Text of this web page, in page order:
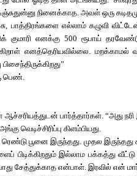
நினைக்காத. அவள் ஒரு
பாத்திரங்களை எல்லாம் கழுவி
குமாரி எனக்கு 500 ரூபாய்
எனத்தெரியவில்லை. மறக்காமல்
பெண்.
பார்த்தார்கள். “அது
வெடிச்சிரிப்பு கிளம்பியது.
பூனை இருந்தது. முதல இருந்தது
பிடிக்கிறதும் இல்லாம பக்கத்து
சேத்துக்காத என்பாள். இரவில்